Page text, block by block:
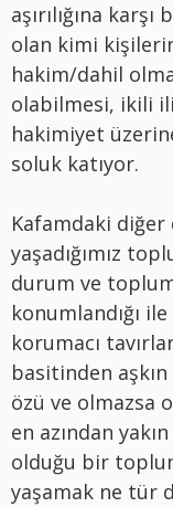
aşırılığına
olan kimi
hakim/dahil
olabilmesi, ikili
hakimiyet
soluk katıyor.
Kafamdaki diğer
yaşadığımız
durum ve
konumlandığı
korumacı
basitinden
özü ve olmazsa
en azından
olduğu bir
yaşamak ne tür